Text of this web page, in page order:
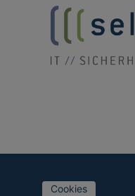
Cookies